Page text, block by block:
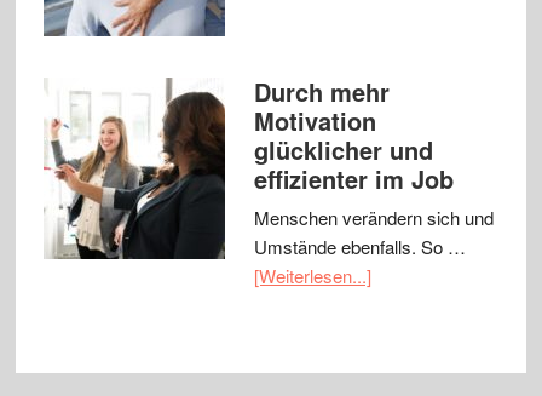
Durch mehr
Motivation
glücklicher und
effizienter im Job
Menschen verändern sich und
Umstände ebenfalls. So …
[Weiterlesen...]